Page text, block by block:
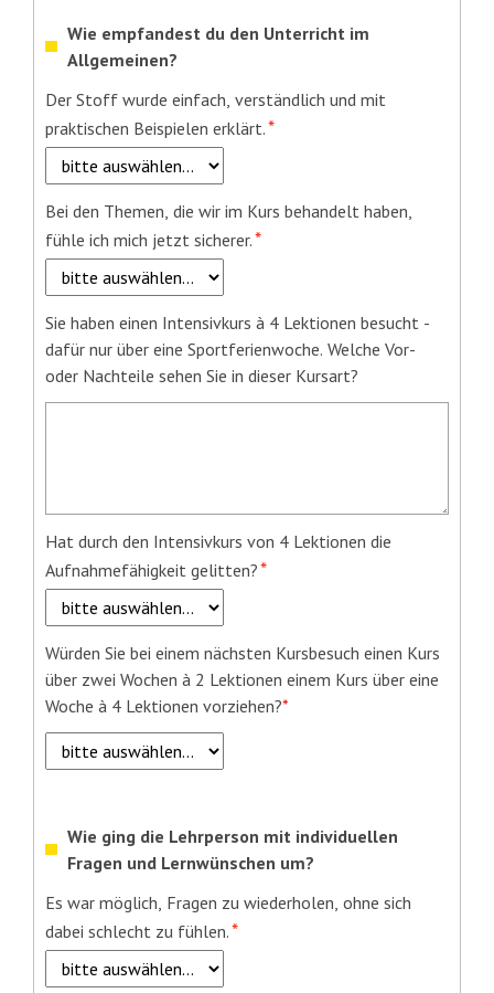
Wie empfandest du den Unterricht im
Allgemeinen?
Pflichtfeld
Der Stoff wurde einfach, verständlich und mit
praktischen Beispielen erklärt.*
Pflichtfeld
Bei den Themen, die wir im Kurs behandelt haben,
fühle ich mich jetzt sicherer.*
Sie haben einen Intensivkurs à 4 Lektionen besucht -
dafür nur über eine Sportferienwoche. Welche Vor-
oder Nachteile sehen Sie in dieser Kursart?
Pflichtfeld
Hat durch den Intensivkurs von 4 Lektionen die
Aufnahmefähigkeit gelitten?*
Würden Sie bei einem nächsten Kursbesuch einen Kurs
über zwei Wochen à 2 Lektionen einem Kurs über eine
Woche à 4 Lektionen vorziehen?*
Wie ging die Lehrperson mit individuellen
Fragen und Lernwünschen um?
Pflichtfeld
Es war möglich, Fragen zu wiederholen, ohne sich
dabei schlecht zu fühlen.*